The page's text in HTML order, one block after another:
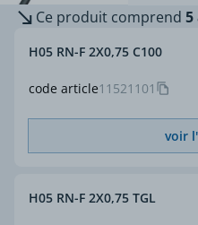
Ce produit comprend 5
code article11521101
H05 RN-F 2X0,75 C100
voir
H05 RN-F 2X0,75 TGL